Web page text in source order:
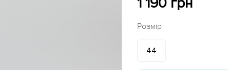
Розмір
44